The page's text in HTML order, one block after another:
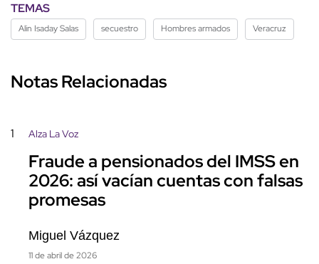
TEMAS
Alin Isaday Salas secuestro Hombres armados Veracruz
Notas Relacionadas
1 Alza La Voz
Fraude a pensionados del IMSS en
2026: así vacían cuentas con falsas
promesas
Miguel Vázquez
11 de abril de 2026